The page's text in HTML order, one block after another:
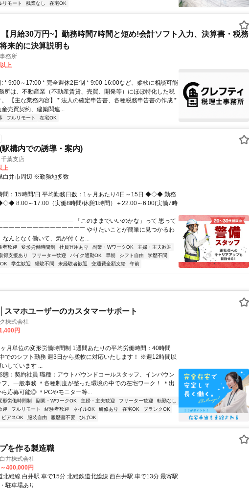
リモート 残業なし 在宅OK
月給30万円~】勤務時間7時間と短め!会計ソフト入力、決算書・税務
来的に決算説明も
務所
上
* 9:00～17:00 * 完全週休2日制 * 9:00-16:00など、柔軟に相談可能
所は、不動産業（不動産賃貸、売買、開発等）にほぼ特化した税
【主な業務内容】 * 法人の確定申告書、各種税務申告書の作成 *
売買契約、建築関連...
フルリモート 在宅OK
構内での誘導・案内)
葉支店
上
白井市周辺 ※勤務地多数
間：15時間/日 平均勤務日数：1ヶ月あたり4日～15日 ◆◇◆ 勤務
8:00～17:00（実働8時間/休憩1時間）＋22:00～6:00(実働7時
「このままでいいのかな」って 思って
￣￣￣￣￣￣￣￣￣￣￣￣￣￣ やりたいことが簡単に見つかるわ
なんとなく働いて、気が付くと...
者歓迎 変形労働時間制 社員登用あり 副業・WワークOK
主婦・主夫歓迎
得支援あり フリーター歓迎 バイク通勤OK 早朝 シフト自由
学歴不問
学生歓迎 経験不問 未経験者歓迎 交通費全額支給 午前
スマホユーザーのカスタマーサポート
株式会社
円
月単位の変形労働時間制 1週間あたりの平均労働時間：40時間
でのシフト勤務 週3日から柔軟に対応いたします！ ※週12時間以
しています ...
態：契約社員 職種：アウトバウンドコールスタッフ、インバウン
フ、一般事務 ＊各種制度が整った環境の中での在宅ワーク！ ＊出
ら応募可能◎ ＊PCやモニター等...
形労働時間制 副業・WワークOK 主婦・主夫歓迎 フリーター歓迎
転勤なし
迎 フルリモート 経験者歓迎 ネイルOK 研修あり 在宅OK
ブランクOK
ピアスOK 服装自由 履歴書不要 ひげOK
を作る製造職
井株式会社
400,000円
総線 白井駅 車で15分 北総鉄道北総線 西白井駅 車で13分 最寄駅
駐車場あり